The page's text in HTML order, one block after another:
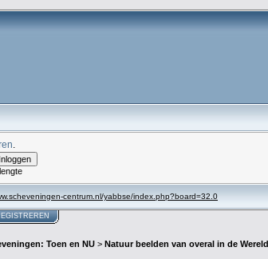
centrum.nl/yabbse/index.php?board=32.0
Toen en NU > Natuur beelden van overal in de Wereld